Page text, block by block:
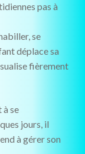
pas à
se
déplace sa
fièrement
à se
jours, il
à gérer son